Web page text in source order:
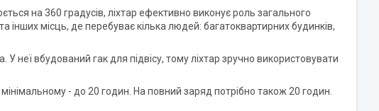
на 360 градусів, ліхтар ефективно виконує роль загального
інших місць, де перебуває кілька людей: багатоквартирних будинків,
неї вбудований гак для підвісу, тому ліхтар зручно використовувати
- до 20 годин. На повний заряд потрібно також 20 годин.